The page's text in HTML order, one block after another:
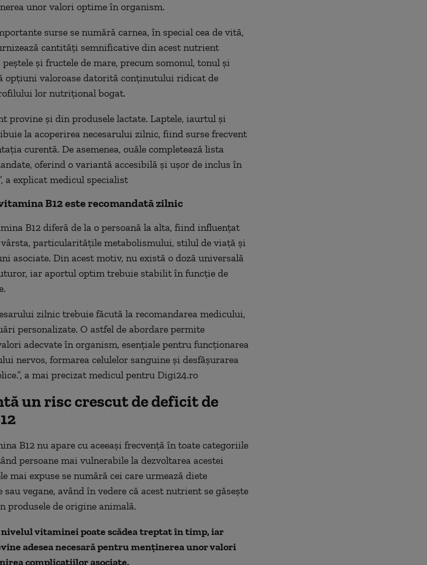
unor valori optime în organism.
surse se numără carnea, în special cea de vită,
cantități semnificative din acest nutrient
și fructele de mare, precum somonul, tonul și
opțiuni valoroase datorită conținutului ridicat de
lor nutrițional bogat.
provine și din produsele lactate. Laptele, iaurtul și
la acoperirea necesarului zilnic, fiind surse frecvent
curentă. De asemenea, ouăle completează lista
oferind o variantă accesibilă și ușor de inclus în
a explicat medicul specialist
B12 este recomandată zilnic
B12 diferă de la o persoană la alta, fiind influențat
particularitățile metabolismului, stilul de viață și
asociate. Din acest motiv, nu există o doză universală
iar aportul optim trebuie stabilit în funcție de
zilnic trebuie făcută la recomandarea medicului,
personalizate. O astfel de abordare permite
adecvate în organism, esențiale pentru funcționarea
nervos, formarea celulelor sanguine și desfășurarea
a mai precizat medicul pentru Digi24.ro
un risc crescut de deficit de
B12 nu apare cu aceeași frecvență în toate categoriile
persoane mai vulnerabile la dezvoltarea acestei
mai expuse se numără cei care urmează diete
vegane, având în vedere că acest nutrient se găsește
produsele de origine animală.
vitaminei poate scădea treptat în timp, iar
adesea necesară pentru menținerea unor valori
complicațiilor asociate.